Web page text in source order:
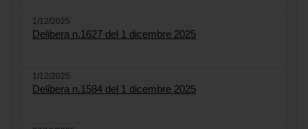
1/12/2025
Delibera n.1627 del 1 dicembre 2025
1/12/2025
Delibera n.1584 del 1 dicembre 2025